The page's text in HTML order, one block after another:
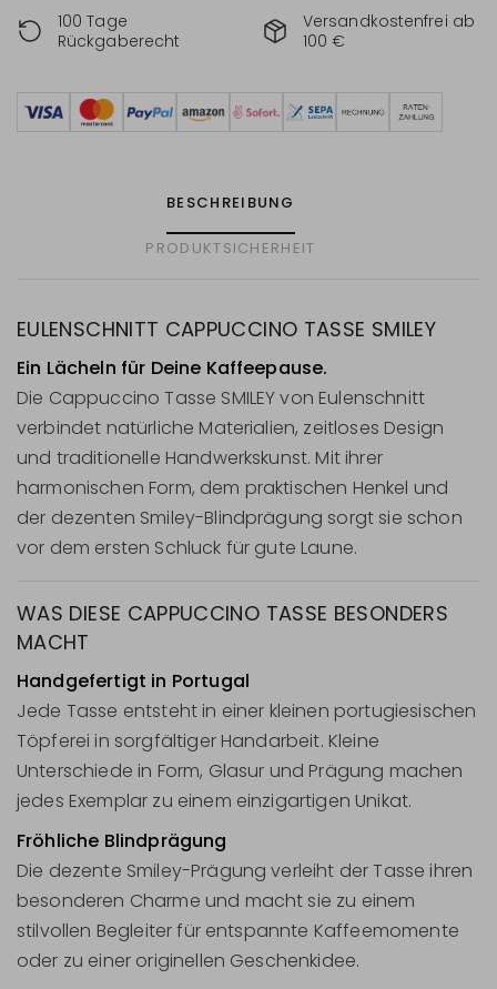
100 Tage
Rückgaberecht
Versandkostenfrei ab
100 €
BESCHREIBUNG
PRODUKTSICHERHEIT
EULENSCHNITT CAPPUCCINO TASSE SMILEY
Ein Lächeln für Deine Kaffeepause.
Die Cappuccino Tasse SMILEY von Eulenschnitt
verbindet natürliche Materialien, zeitloses Design
und traditionelle Handwerkskunst. Mit ihrer
harmonischen Form, dem praktischen Henkel und
der dezenten Smiley-Blindprägung sorgt sie schon
vor dem ersten Schluck für gute Laune.
WAS DIESE CAPPUCCINO TASSE BESONDERS
MACHT
Handgefertigt in Portugal
Jede Tasse entsteht in einer kleinen portugiesischen
Töpferei in sorgfältiger Handarbeit. Kleine
Unterschiede in Form, Glasur und Prägung machen
jedes Exemplar zu einem einzigartigen Unikat.
Fröhliche Blindprägung
Die dezente Smiley-Prägung verleiht der Tasse ihren
besonderen Charme und macht sie zu einem
stilvollen Begleiter für entspannte Kaffeemomente
oder zu einer originellen Geschenkidee.